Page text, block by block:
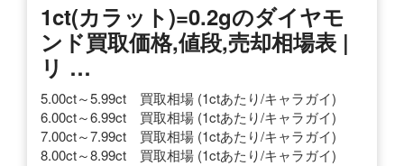
1ct(カラット)=0.2gのダイヤモ
ンド買取価格,値段,売却相場表 |
リ …
5.00ct～5.99ct 買取相場 (1ctあたり/キャラガイ)
6.00ct～6.99ct 買取相場 (1ctあたり/キャラガイ)
7.00ct～7.99ct 買取相場 (1ctあたり/キャラガイ)
8.00ct～8.99ct 買取相場 (1ctあたり/キャラガイ)